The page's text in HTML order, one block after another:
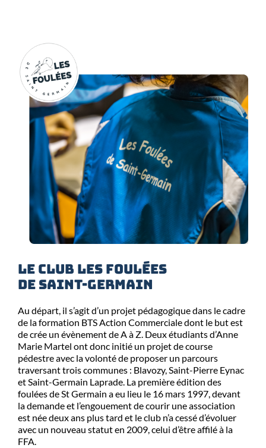
LE CLUB LES FOULÉES
DE SAINT-GERMAIN
Au départ, il s’agit d’un projet pédagogique dans le cadre
de la formation BTS Action Commerciale dont le but est
de crée un évènement de A à Z. Deux étudiants d’Anne
Marie Martel ont donc initié un projet de course
pédestre avec la volonté de proposer un parcours
traversant trois communes : Blavozy, Saint-Pierre Eynac
et Saint-Germain Laprade. La première édition des
foulées de St Germain a eu lieu le 16 mars 1997, devant
la demande et l’engouement de courir une association
est née deux ans plus tard et le club n’a cessé d’évoluer
avec un nouveau statut en 2009, celui d’être affilé à la
FFA.